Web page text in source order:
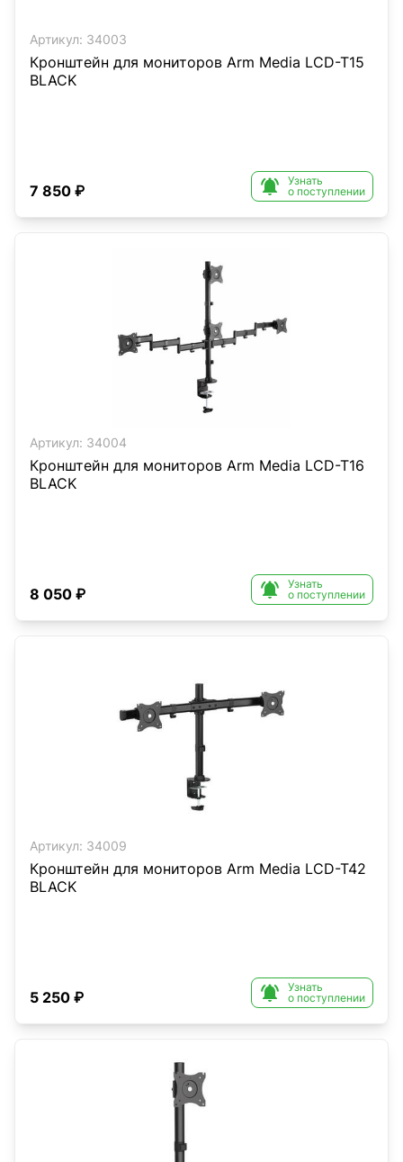
Артикул: 34003
Кронштейн для мониторов Arm Media LCD-T15
BLACK
7 850 ₽ 
Узнать
о поступлении
Артикул: 34004
Кронштейн для мониторов Arm Media LCD-T16
BLACK
8 050 ₽ 
Узнать
о поступлении
Артикул: 34009
Кронштейн для мониторов Arm Media LCD-T42
BLACK
5 250 ₽ 
Узнать
о поступлении